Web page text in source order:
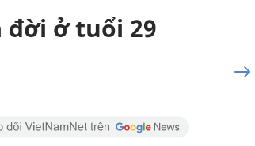
đời ở tuổi 29